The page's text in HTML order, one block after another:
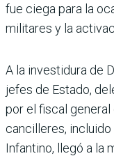
fue ciega para la
militares y la
A la investidura de
jefes de Estado,
por el fiscal general
cancilleres, incluido
Infantino, llegó a la